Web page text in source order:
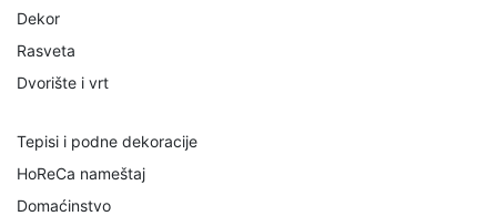
Dekor
Rasveta
Dvorište i vrt
Tepisi i podne dekoracije
HoReCa nameštaj
Domaćinstvo